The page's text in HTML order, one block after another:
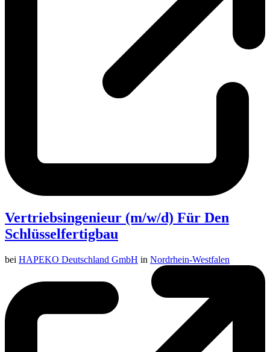
Vertriebsingenieur (m/w/d) Für Den
Schlüsselfertigbau
bei HAPEKO Deutschland GmbH in Nordrhein-Westfalen